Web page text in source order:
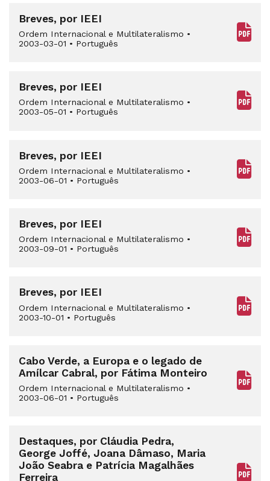
Breves, por IEEI
Ordem Internacional e Multilateralismo •
2003-03-01 • Português
Breves, por IEEI
Ordem Internacional e Multilateralismo •
2003-05-01 • Português
Breves, por IEEI
Ordem Internacional e Multilateralismo •
2003-06-01 • Português
Breves, por IEEI
Ordem Internacional e Multilateralismo •
2003-09-01 • Português
Breves, por IEEI
Ordem Internacional e Multilateralismo •
2003-10-01 • Português
Cabo Verde, a Europa e o legado de
Amílcar Cabral, por Fátima Monteiro
Ordem Internacional e Multilateralismo •
2003-06-01 • Português
Destaques, por Cláudia Pedra,
George Joffé, Joana Dâmaso, Maria
João Seabra e Patrícia Magalhães
Ferreira